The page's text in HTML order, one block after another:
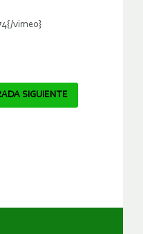
vimeo}
SIGUIENTE